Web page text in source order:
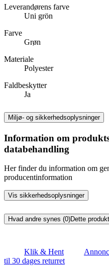
Leverandørens farve
Uni grön
Farve
Grøn
Materiale
Polyester
Faldbeskytter
Ja
Miljø- og sikkerhedsoplysninger
Information om
databehandling
Her finder du information om
producentinformation
Vis sikkerhedsoplysninger
Hvad andre synes (0)Dette
Klik & Hent
til 30 dages returret